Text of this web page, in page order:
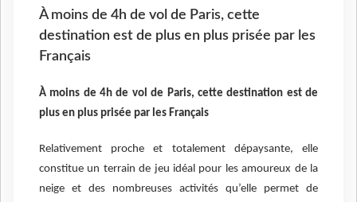
À moins de 4h de vol de Paris, cette
destination est de plus en plus prisée par les
Français
À moins de 4h de vol de Paris, cette destination est de
plus en plus prisée par les Français
Relativement proche et totalement dépaysante, elle
constitue un terrain de jeu idéal pour les amoureux de la
neige et des nombreuses activités qu’elle permet de